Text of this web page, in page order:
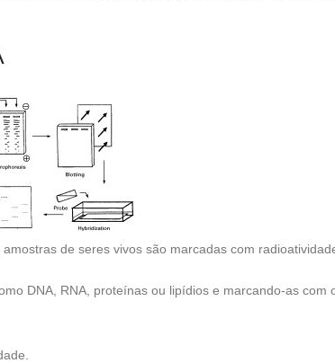
de seres vivos são marcadas com
DNA, RNA, proteínas ou lipídios e marcando-as com